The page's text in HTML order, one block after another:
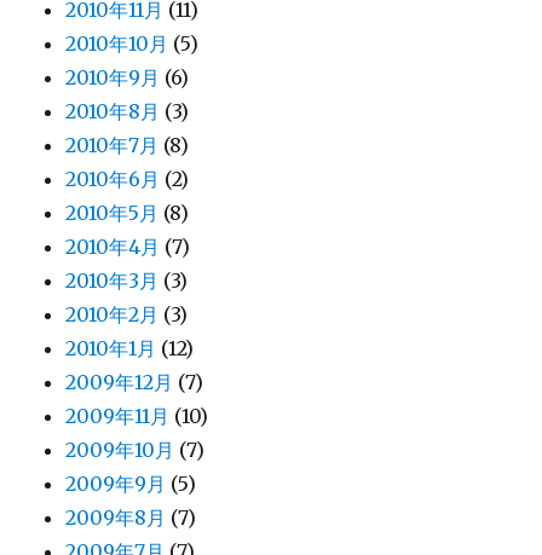
2010年11月 (11)
2010年10月 (5)
2010年9月 (6)
2010年8月 (3)
2010年7月 (8)
2010年6月 (2)
2010年5月 (8)
2010年4月 (7)
2010年3月 (3)
2010年2月 (3)
2010年1月 (12)
2009年12月 (7)
2009年11月 (10)
2009年10月 (7)
2009年9月 (5)
2009年8月 (7)